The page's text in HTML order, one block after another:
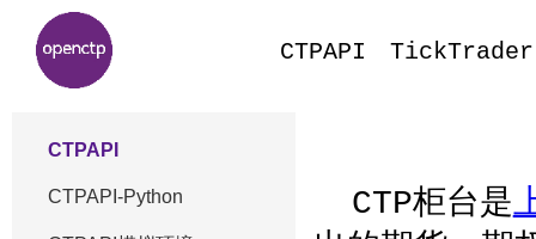
CTPAPI TickTrader
CTPAPI
CTPAPI-Python CTP柜台是